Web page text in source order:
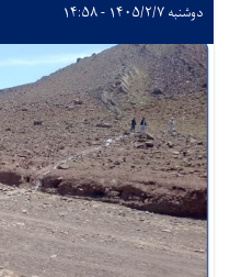
دوشنبه ۱۴۰۵/۲/۷ - ۱۴:۵۸